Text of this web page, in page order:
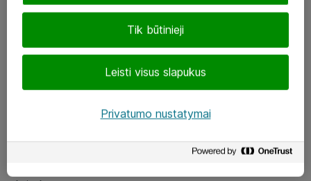
LinkedIn
Tik būtinieji
Leisti visus slapukus
Privatumo nustatymai